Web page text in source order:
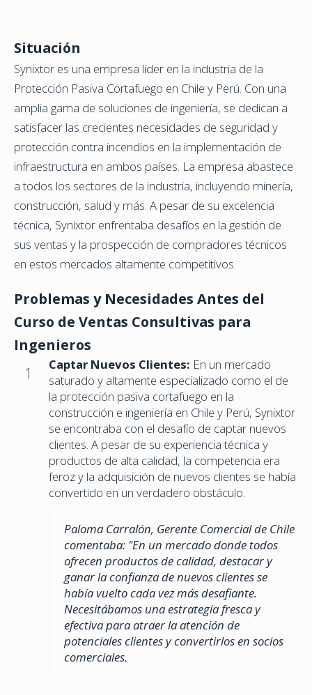
Situación
Synixtor es una empresa líder en la industria de la
Protección Pasiva Cortafuego en Chile y Perú. Con una
amplia gama de soluciones de ingeniería, se dedican a
satisfacer las crecientes necesidades de seguridad y
protección contra incendios en la implementación de
infraestructura en ambos países. La empresa abastece
a todos los sectores de la industria, incluyendo minería,
construcción, salud y más. A pesar de su excelencia
técnica, Synixtor enfrentaba desafíos en la gestión de
sus ventas y la prospección de compradores técnicos
en estos mercados altamente competitivos.
Problemas y Necesidades Antes del
Curso de Ventas Consultivas para
Ingenieros
1
Captar Nuevos Clientes: En un mercado
saturado y altamente especializado como el de
la protección pasiva cortafuego en la
construcción e ingeniería en Chile y Perú, Synixtor
se encontraba con el desafío de captar nuevos
clientes. A pesar de su experiencia técnica y
productos de alta calidad, la competencia era
feroz y la adquisición de nuevos clientes se había
convertido en un verdadero obstáculo.
Paloma Carralón, Gerente Comercial de Chile
comentaba: "En un mercado donde todos
ofrecen productos de calidad, destacar y
ganar la confianza de nuevos clientes se
había vuelto cada vez más desafiante.
Necesitábamos una estrategia fresca y
efectiva para atraer la atención de
potenciales clientes y convertirlos en socios
comerciales.